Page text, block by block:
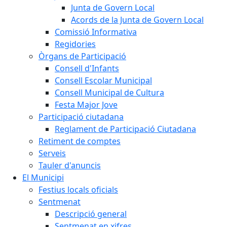
Junta de Govern Local
Acords de la Junta de Govern Local
Comissió Informativa
Regidories
Òrgans de Participació
Consell d'Infants
Consell Escolar Municipal
Consell Municipal de Cultura
Festa Major Jove
Participació ciutadana
Reglament de Participació Ciutadana
Retiment de comptes
Serveis
Tauler d'anuncis
El Municipi
Festius locals oficials
Sentmenat
Descripció general